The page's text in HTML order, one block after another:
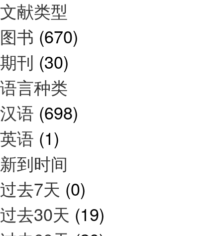
文献类型
图书 (670)
期刊 (30)
语言种类
汉语 (698)
英语 (1)
新到时间
过去7天 (0)
过去30天 (19)